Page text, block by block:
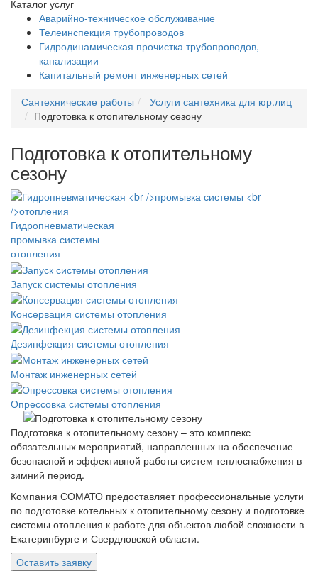
Каталог услуг
Аварийно-техническое обслуживание
Телеинспекция трубопроводов
Гидродинамическая прочистка трубопроводов,
канализации
Капитальный ремонт инженерных сетей
Сантехнические работы
Услуги сантехника для юр.лиц
Подготовка к отопительному сезону
Подготовка к отопительному
сезону
Гидропневматическая
промывка системы
отопления
Запуск системы отопления
Консервация системы отопления
Дезинфекция системы отопления
Монтаж инженерных сетей
Опрессовка системы отопления
Подготовка к отопительному сезону – это комплекс
обязательных мероприятий, направленных на обеспечение
безопасной и эффективной работы систем теплоснабжения в
зимний период.
Компания СОМАТО предоставляет профессиональные услуги
по подготовке котельных к отопительному сезону и подготовке
системы отопления к работе для объектов любой сложности в
Екатеринбурге и Свердловской области.
Оставить заявку